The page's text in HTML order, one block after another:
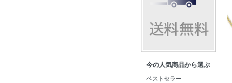
バーネックレスコレクション
ディスクとサークルのコレクション
今の人気商品から選ぶ
ベストセラー